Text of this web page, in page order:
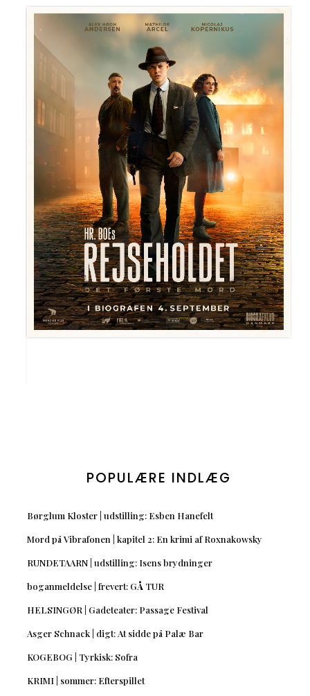
POPULÆRE INDLÆG
Børglum Kloster | udstilling: Esben Hanefelt
Mord på Vibrafonen | kapitel 2: En krimi af Roxnakowsky
RUNDETAARN | udstilling: Isens brydninger
boganmeldelse | frevert: GÅ TUR
HELSINGØR | Gadeteater: Passage Festival
Asger Schnack | digt: At sidde på Palæ Bar
KOGEBOG | Tyrkisk: Sofra
KRIMI | sommer: Efterspillet